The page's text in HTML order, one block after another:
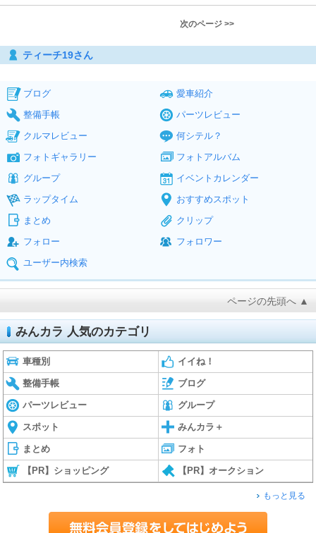
次のページ >>
ティーチ19さん
ブログ
愛車紹介
整備手帳
パーツレビュー
クルマレビュー
何シテル？
フォトギャラリー
フォトアルバム
グループ
イベントカレンダー
ラップタイム
おすすめスポット
まとめ
クリップ
フォロー
フォロワー
ユーザー内検索
ページの先頭へ ▲
みんカラ 人気のカテゴリ
車種別 イイね！
整備手帳 ブログ
パーツレビュー グループ
スポット みんカラ＋
まとめ フォト
【PR】ショッピング 【PR】オークション
もっと見る